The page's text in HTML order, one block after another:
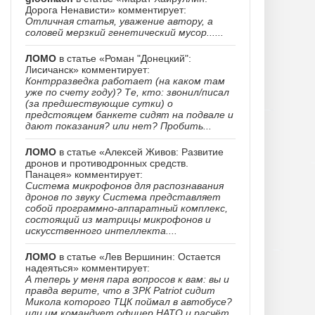
Дорога Ненависти» комментирует:
Отличная статья, уважение автору, а
соловей мерзкий генетический мусор......
ЛОМО в статье «Роман "Донецкий":
Лисичанск» комментирует:
Контрразведка работает (на каком там
уже по счету году)? Те, кто: звонил/писал
(за предшествующие сутки) о
предстоящем банкете сидят на подвале и
дают показания? или нет? Пробить...
ЛОМО в статье «Алексей Живов: Развитие
дронов и противодронных средств.
Панацея» комментирует:
Система микрофонов для распознавания
дронов по звуку Система представляет
собой программно-аппаратный комплекс,
состоящий из матрицы микрофонов и
искусственного интеллекта....
ЛОМО в статье «Лев Вершинин: Остается
надеяться» комментирует:
А теперь у меня пара вопросов к вам: вы и
правда верите, что в ЗРК Patriot сидит
Микола которого ТЦК поймал в автобусе?